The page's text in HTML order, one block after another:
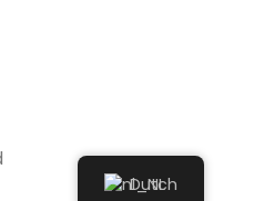
Dutch